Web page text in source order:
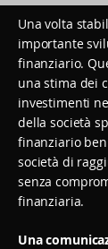
Una volta
importante
finanziario.
una stima dei
investimenti
della società
finanziario
società di
senza
finanziaria.
Una